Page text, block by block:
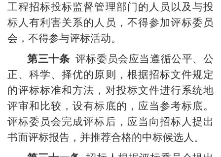
工程招标投标监督管理部门的人员以及与投
标人有利害关系的人员，不得参加评标委员
会，不得参与评标活动。
第三十条 评标委员会应当遵循公平、公
正、科学、择优的原则，根据招标文件规定
的评标标准和方法，对投标文件进行系统地
评审和比较，设有标底的，应当参考标底。
评标委员会完成评标后，应当向招标人提出
书面评标报告，并推荐合格的中标候选人。